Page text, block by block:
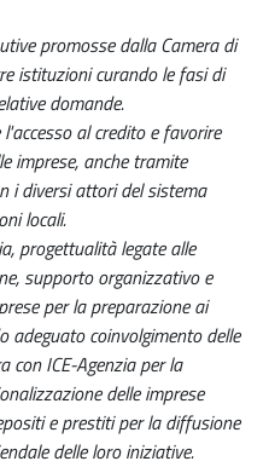
promosse dalla Camera di
istituzioni curando le fasi di
domande.
al credito e favorire
imprese, anche tramite
i diversi attori del sistema
locali.
progettualità legate alle
supporto organizzativo e
per la preparazione ai
adeguato coinvolgimento delle
con ICE-Agenzia per la
delle imprese
e prestiti per la diffusione
delle loro iniziative.